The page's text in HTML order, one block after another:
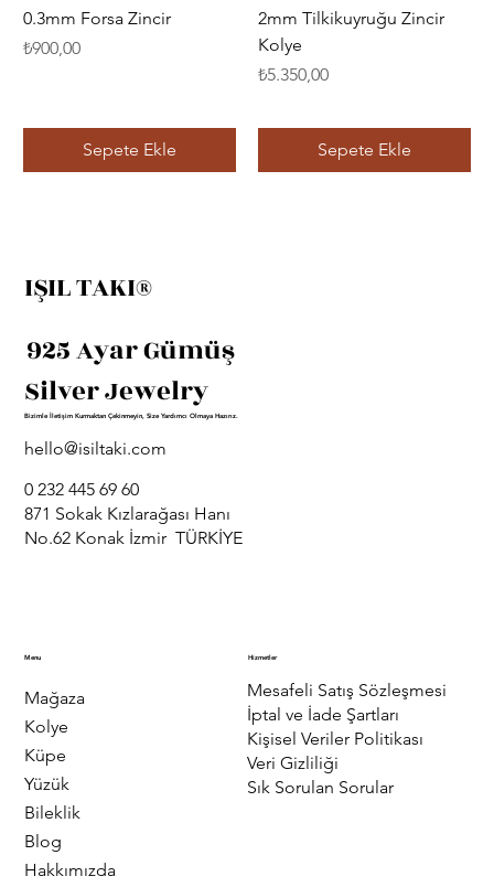
0.3mm Forsa Zincir
Fiyat
₺900,00
Sepete Ekle
2mm Tilkikuyruğu Zincir
Kolye
Fiyat
₺5.350,00
Sepete Ekle
IŞIL TAKI®
925 Ayar Gümüş
Silver Jewelry
Bizimle İletişim Kurmaktan Çekinmeyin, Size Yardımcı Olmaya Hazırız.
hello@isiltaki.com
0 232 445 69 60
871 Sokak Kızlarağası Hanı
No.62 Konak İzmir TÜRKİYE
Menu
Mağaza
Kolye
Küpe
Yüzük
Bileklik
Blog
Hakkımızda
Hizmetler
Mesafeli Satış Sözleşmesi
İptal ve İade Şartları
Kişisel Veriler Politikası
Veri Gizliliği
Sık Sorulan Sorular